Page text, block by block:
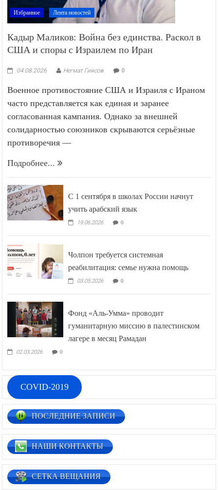
Избранное Лента новостей
Кадыр Маликов: Война без единства. Раскол в
США и споры с Израилем по Иран
04.08.2026 Негмат Гиясов 0
Военное противостояние США и Израиля с Ираном
часто представляется как единая и заранее
согласованная кампания. Однако за внешней
солидарностью союзников скрываются серьёзные
противоречия —
Подробнее...
С 1 сентября в школах России начнут
учить арабский язык
19.06.2026 0
Чолпон требуется системная
реабилитация: семье нужна помощь
03.05.2026 0
Фонд «Аль-Умма» проводит
гуманитарную миссию в палестинском
лагере в месяц Рамадан
02.03.2026 0
COVID-2019
ПОСЛЕДНИЕ ЗАПИСИ
НАШИ КОНТАКТЫ
СЕТКА ВЕЩАНИЯ